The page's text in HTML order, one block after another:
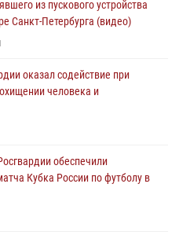
из пускового устройства
Санкт-Петербурга (видео)
оказал содействие при
человека и
обеспечили
Кубка России по футболу в